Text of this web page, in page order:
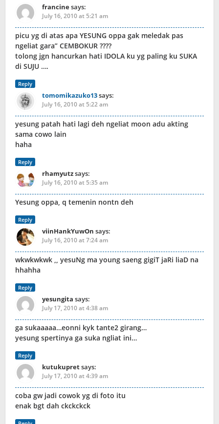
francinesays:
July 16, 2010 at 5:21 am
picu yg di atas apa YESUNG oppa gak meledak pas
ngeliat gara” CEMBOKUR ????
tolong jgn hancurkan hati IDOLA ku yg paling ku SUKA
di SUJU ….
Reply
tomomikazuko13says:
July 16, 2010 at 5:22 am
yesung patah hati lagi deh ngeliat moon adu akting
sama cowo lain
haha
Reply
rhamyutzsays:
July 16, 2010 at 5:35 am
Yesung oppa, q temenin nontn deh
Reply
viinHankYuwOn says:
July 16, 2010 at 7:24 am
wkwkwkwk ,, yesuNg ma young saeng gigiT jaRi liaD na
hhahha
Reply
yesungita says:
July 17, 2010 at 4:38 am
ga sukaaaaa…eonni kyk tante2 girang…
yesung spertinya ga suka ngliat ini…
Reply
kutukupretsays:
July 17, 2010 at 4:39 am
coba gw jadi cowok yg di foto itu
enak bgt dah ckckckck